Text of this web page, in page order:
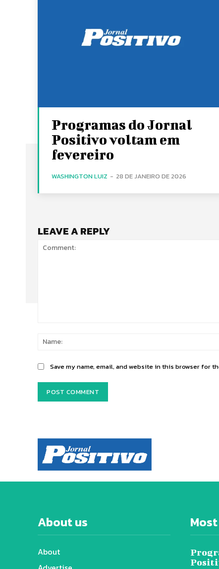
Programas do Jornal
Positivo voltam em
fevereiro
WASHINGTON LUIZ - 28 DE JANEIRO DE 2026
LEAVE A REPLY
Save my name, email, and website in this browser for
About us
About